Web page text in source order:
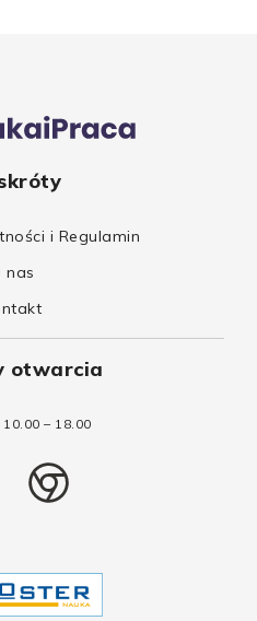
i Regulamin
nas
otwarcia
– 18.00